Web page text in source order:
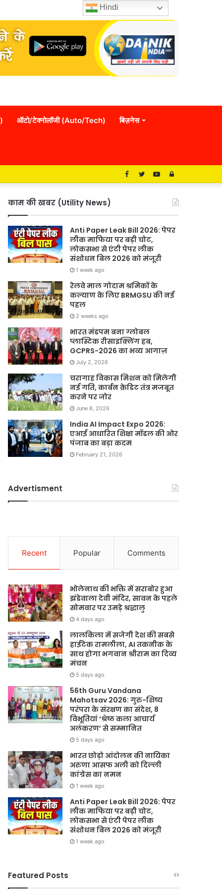
ऑटो/टेक्नोलॉजी (Auto/Tech) बिज़नेस
Log
YouTube
Twitter
Facebook
काम की खबर (Utility News)
Anti Paper Leak Bill 2026: पेपर
लीक माफिया पर बड़ी चोट,
लोकसभा से एंटी पेपर लीक
संशोधन बिल 2026 को मंजूरी
1 week ago
रेलवे माल गोदाम श्रमिकों के
कल्याण के लिए BRMGSU की नई
पहल
2 weeks ago
भारत मंडपम बना ग्लोबल
प्लास्टिक रीसाइक्लिंग हब,
GCPRS-2026 का भव्य आगाज़
July 2, 2026
चरागाह विकास मिशन को मिलेगी
नई गति, कार्बन क्रेडिट तंत्र मजबूत
करने पर जोर
June 8, 2026
India AI Impact Expo 2026:
एआई आधारित शिक्षा मॉडल की ओर
पंजाब का बड़ा कदम
February 21, 2026
Advertisment
Recent Popular Comments
भोलेनाथ की भक्ति में सराबोर हुआ
झंडेवाला देवी मंदिर, सावन के पहले
सोमवार पर उमड़े श्रद्धालु
4 days ago
लालकिला में सजेगी देश की सबसे
हाईटेक रामलीला, AI तकनीक के
साथ होगा भगवान श्रीराम का दिव्य
मंचन
5 days ago
56th Guru Vandana
Mahotsav 2026: गुरु-शिष्य
परंपरा के संरक्षण का संदेश, 8
विभूतियां ‘श्रेष्ठ कला आचार्य
अलंकरण’ से सम्मानित
5 days ago
भारत छोड़ो आंदोलन की नायिका
अरुणा आसफ अली को दिल्ली
कांग्रेस का नमन
1 week ago
Anti Paper Leak Bill 2026: पेपर
लीक माफिया पर बड़ी चोट,
लोकसभा से एंटी पेपर लीक
संशोधन बिल 2026 को मंजूरी
1 week ago
Featured Posts
Hindi